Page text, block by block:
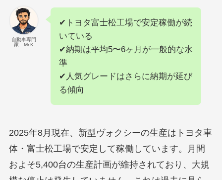
自動車専門
家 Mr.K
✔トヨタ富士松工場で安定稼働が続
いている
✔納期は平均5〜6ヶ月が一般的な水
準
✔人気グレードはさらに納期が延び
る傾向
2025年8月現在、新型ヴォクシーの生産はトヨタ車
体・富士松工場で安定して稼働しています。月間
およそ5,400台の生産計画が維持されており、大規